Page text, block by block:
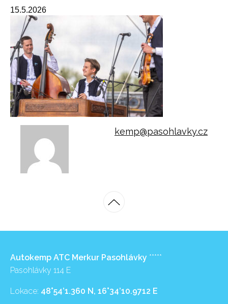
15.5.2026
kemp@pasohlavky.cz
Autokemp ATC Merkur Pasohlávky *****
Pasohlávky 114 E
Lokace: 48°54’1.360 N, 16°34’10.9712 E